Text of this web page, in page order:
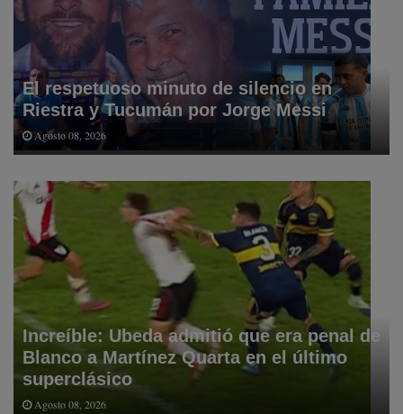
El respetuoso minuto de silencio en
Riestra y Tucumán por Jorge Messi
Agosto 08, 2026
Increíble: Ubeda admitió que era penal de
Blanco a Martínez Quarta en el último
superclásico
Agosto 08, 2026